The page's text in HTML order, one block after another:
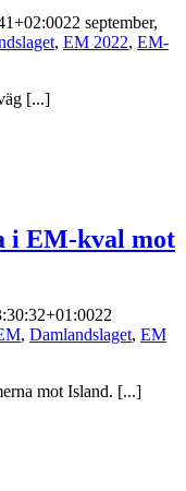
22 september,
, EM 2022, EM-
[...]
i EM-kval mot
22
, Damlandslaget, EM
mot Island. [...]